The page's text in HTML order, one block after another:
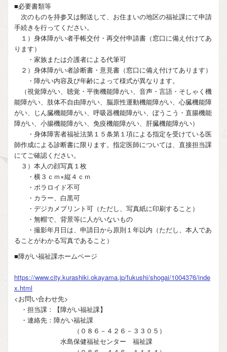
■必要書類等
次のものを持参又は郵送して、お住まいの地区の福祉課にて申請
手続きを行ってください。
１）身体障がい者手帳交付・再交付申請書（窓口に備え付けてあ
ります）
・家族または介護者による代筆可
２）身体障がい者診断書・意見書（窓口に備え付けてあります）
・障がい内容及び年齢によって様式が異なります。
（視覚障がい、聴覚・平衡機能障がい、音声・言語・そしゃく機
能障がい、肢体不自由障がい、脳原性運動機能障がい、心臓機能障
がい、じん臓機能障がい、呼吸器機能障がい、ぼうこう・直腸機能
障がい、小腸機能障がい、免疫機能障がい、肝臓機能障がい）
・身体障害者福祉法第１５条第１項による指定を受けている医
師作成による診断書に限ります。指定医師については、直接担当課
にてご確認ください。
３）本人の顔写真１枚
・横３ｃｍ×縦４ｃｍ
・ポラロイド不可
・カラー、白黒可
・デジカメプリント可（ただし、写真紙に印刷すること）
・無帽で、背景等に人がいないもの
・撮影年月日は、申請日から原則１年以内（ただし、本人であ
ることがわかる写真であること）
■障がい福祉課ホームページ
https://www.city.kurashiki.okayama.jp/fukushi/shogai/1004376/inde
x.html
<お問い合わせ先>
・担当課：【障がい福祉課】
・連絡先：障がい福祉課
（０８６－４２６－３３０５）
水島保健福祉センター 福祉課